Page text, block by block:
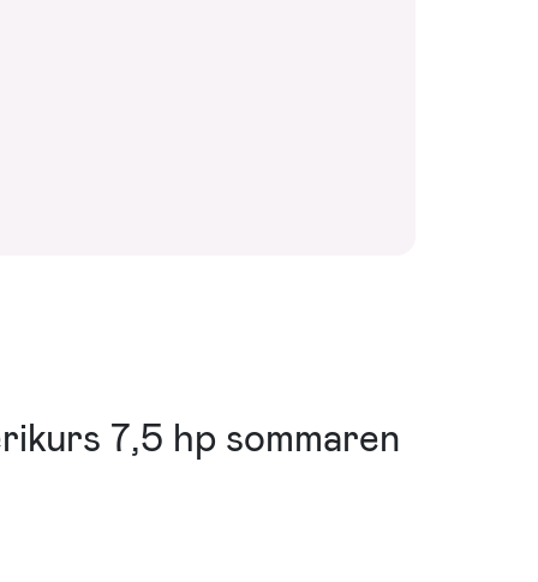
7,5 hp sommaren